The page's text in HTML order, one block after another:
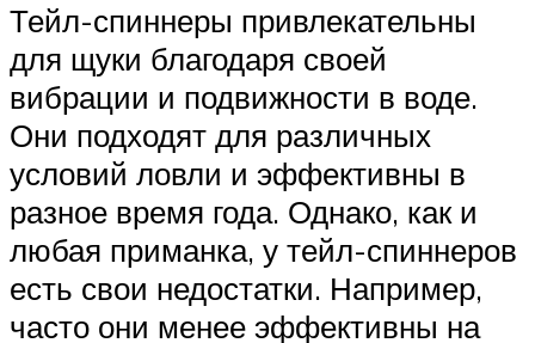
Тейл-спиннеры привлекательны
для щуки благодаря своей
вибрации и подвижности в воде.
Они подходят для различных
условий ловли и эффективны в
разное время года. Однако, как и
любая приманка, у тейл-спиннеров
есть свои недостатки. Например,
часто они менее эффективны на